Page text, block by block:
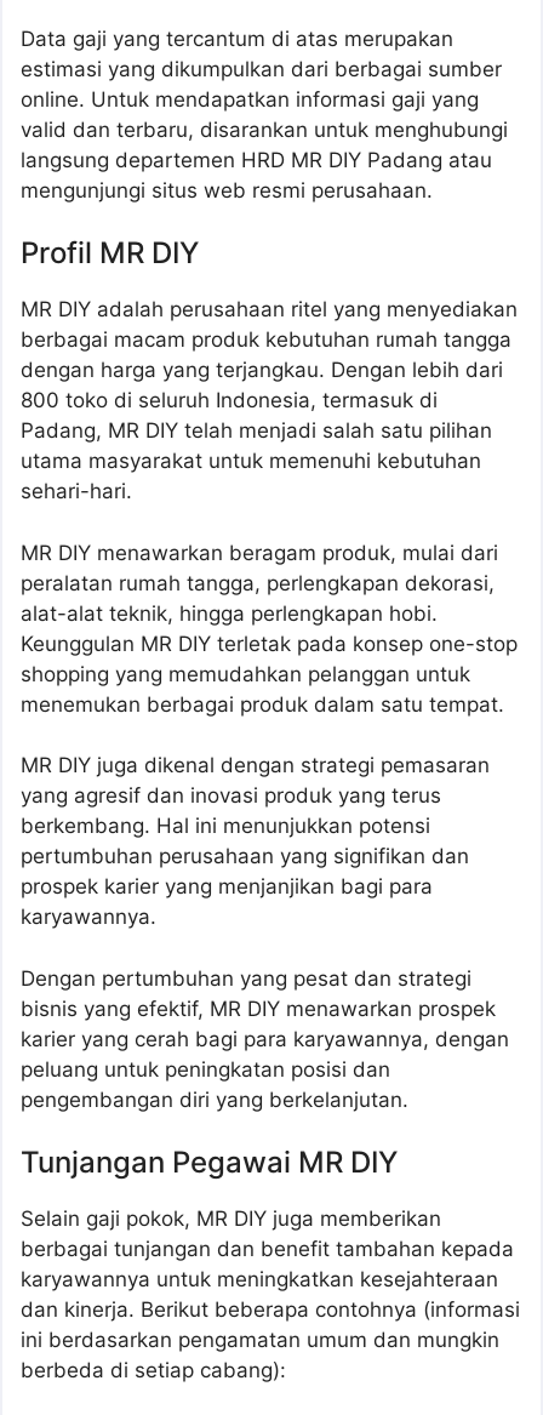
Data gaji yang tercantum di atas merupakan
estimasi yang dikumpulkan dari berbagai sumber
online. Untuk mendapatkan informasi gaji yang
valid dan terbaru, disarankan untuk menghubungi
langsung departemen HRD MR DIY Padang atau
mengunjungi situs web resmi perusahaan.
Profil MR DIY
MR DIY adalah perusahaan ritel yang menyediakan
berbagai macam produk kebutuhan rumah tangga
dengan harga yang terjangkau. Dengan lebih dari
800 toko di seluruh Indonesia, termasuk di
Padang, MR DIY telah menjadi salah satu pilihan
utama masyarakat untuk memenuhi kebutuhan
sehari-hari.
MR DIY menawarkan beragam produk, mulai dari
peralatan rumah tangga, perlengkapan dekorasi,
alat-alat teknik, hingga perlengkapan hobi.
Keunggulan MR DIY terletak pada konsep one-stop
shopping yang memudahkan pelanggan untuk
menemukan berbagai produk dalam satu tempat.
MR DIY juga dikenal dengan strategi pemasaran
yang agresif dan inovasi produk yang terus
berkembang. Hal ini menunjukkan potensi
pertumbuhan perusahaan yang signifikan dan
prospek karier yang menjanjikan bagi para
karyawannya.
Dengan pertumbuhan yang pesat dan strategi
bisnis yang efektif, MR DIY menawarkan prospek
karier yang cerah bagi para karyawannya, dengan
peluang untuk peningkatan posisi dan
pengembangan diri yang berkelanjutan.
Tunjangan Pegawai MR DIY
Selain gaji pokok, MR DIY juga memberikan
berbagai tunjangan dan benefit tambahan kepada
karyawannya untuk meningkatkan kesejahteraan
dan kinerja. Berikut beberapa contohnya (informasi
ini berdasarkan pengamatan umum dan mungkin
berbeda di setiap cabang):